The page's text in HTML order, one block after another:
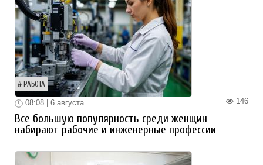
РАБОТА
146
08:08 | 6 августа
Все большую популярность среди женщин
набирают рабочие и инженерные профессии